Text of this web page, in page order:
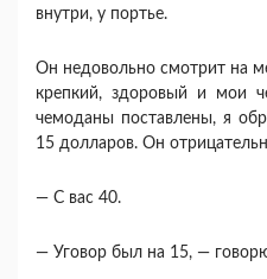
внутри, у портье.
Он недовольно смотрит на
крепкий, здоровый и мои
чемоданы поставлены, я
15 долларов. Он
— С вас 40.
— Уговор был на 15, —